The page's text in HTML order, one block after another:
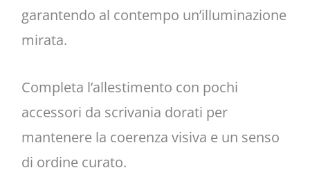
garantendo al contempo un’illuminazione
mirata.
Completa l’allestimento con pochi
accessori da scrivania dorati per
mantenere la coerenza visiva e un senso
di ordine curato.